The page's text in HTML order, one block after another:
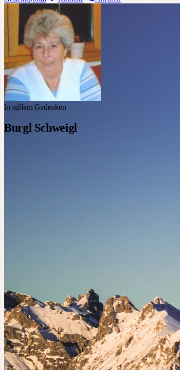
In stillem Gedenken
Burgl Schweigl